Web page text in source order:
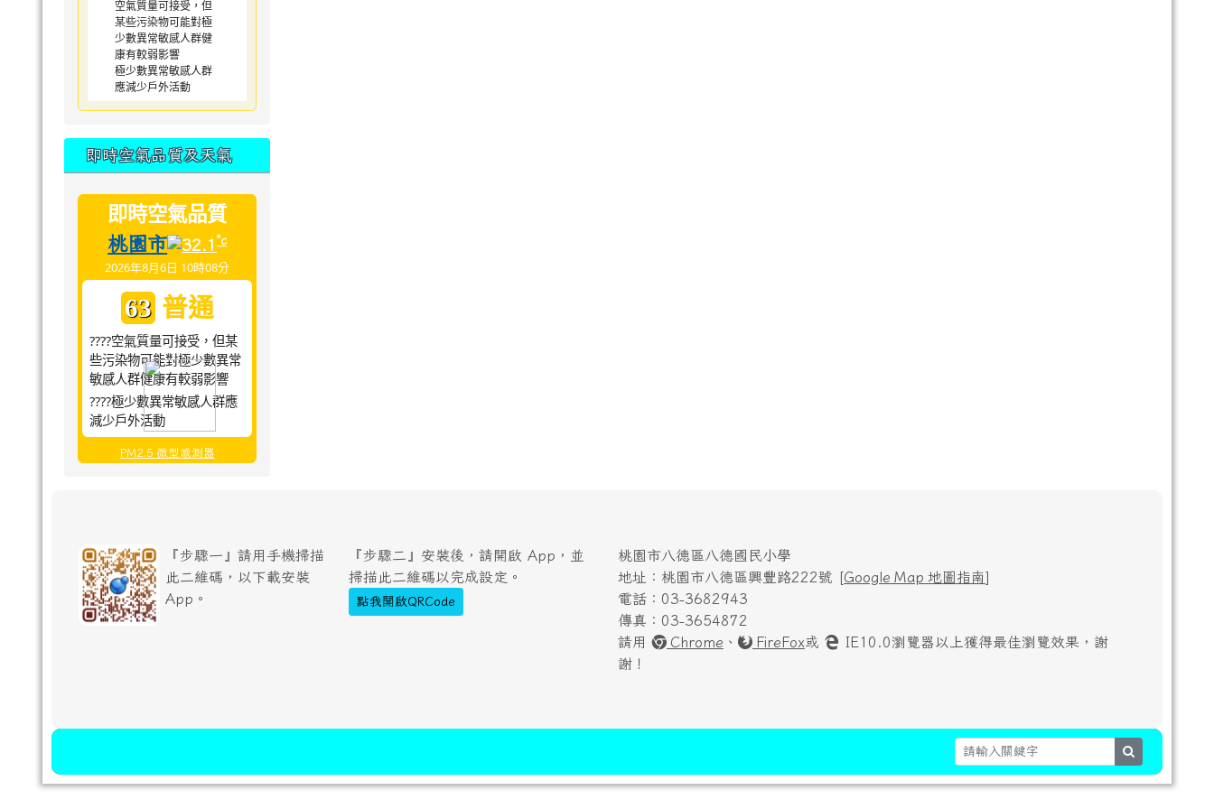
空氣質量可接受，但
某些污染物可能對極
少數異常敏感人群健
康有較弱影響
極少數異常敏感人群
應減少戶外活動
即時空氣品質及天氣
即時空氣品質
桃園市 32.1°c
2026年8月6日 10時08分
63 普通
????空氣質量可接受，但某
些污染物可能對極少數異常
敏感人群健康有較弱影響
????極少數異常敏感人群應
減少戶外活動
PM2.5 微型感測器
『步驟一』請用手機掃描
此二維碼，以下載安裝
App。
『步驟二』安裝後，請開啟 App，並
掃描此二維碼以完成設定。
點我開啟QRCode
桃園市八德區八德國民小學
地址：桃園市八德區興豐路222號 [Google Map 地圖指南]
電話：03-3682943
傳真：03-3654872
請用
Chrome 、 FireFox或
IE10.0瀏覽器以上獲得最佳瀏覽效果，謝
謝！